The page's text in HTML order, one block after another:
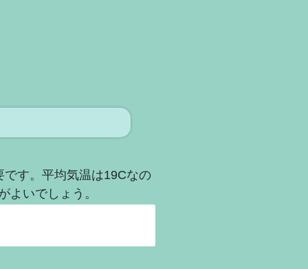
す。平均気温は19Cなの
よいでしょう。